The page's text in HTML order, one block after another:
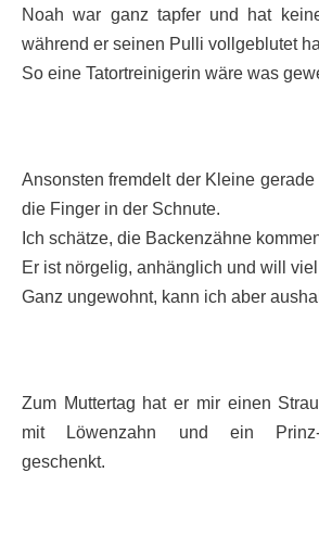
Noah war ganz tapfer und hat
während er seinen Pulli vollgeblutet
So eine Tatortreinigerin wäre was
Ansonsten fremdelt der Kleine
die Finger in der Schnute.
Ich schätze, die Backenzähne
Er ist nörgelig, anhänglich und will
Ganz ungewohnt, kann ich aber
Zum Muttertag hat er mir einen
mit Löwenzahn und ein Prinz-
geschenkt.